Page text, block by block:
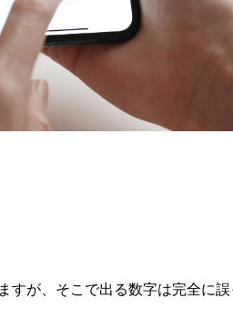
すが、そこで出る数字は完全に